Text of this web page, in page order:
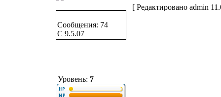
Сообщения: 74
C 9.5.07
Уровень: 7
[ Редактировано admin